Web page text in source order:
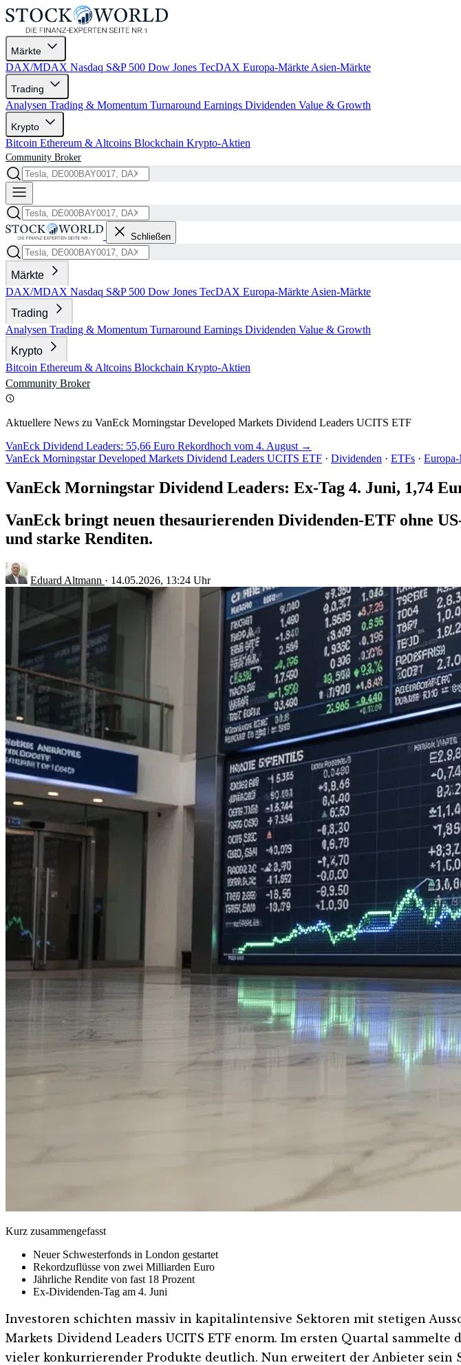
Märkte
DAX/MDAX Nasdaq S&P 500 Dow Jones TecDAX Europa-Märkte Asien-Märkte
Trading
Analysen Trading & Momentum Turnaround Earnings Dividenden Value & Growth
Krypto
Bitcoin Ethereum & Altcoins Blockchain Krypto-Aktien
Community Broker
Schließen
Märkte
DAX/MDAX Nasdaq S&P 500 Dow Jones TecDAX Europa-Märkte Asien-Märkte
Trading
Analysen Trading & Momentum Turnaround Earnings Dividenden Value & Growth
Krypto
Bitcoin Ethereum & Altcoins Blockchain Krypto-Aktien
Community Broker
Aktuellere News zu VanEck Morningstar Developed Markets Dividend Leaders UCITS ETF
VanEck Dividend Leaders: 55,66 Euro Rekordhoch vom 4. August →
VanEck Morningstar Developed Markets Dividend Leaders UCITS ETF · Dividenden · ETFs ·
VanEck Morningstar Dividend Leaders: Ex-Tag 4. Juni, 1,74
VanEck bringt neuen thesaurierenden Dividenden-ETF ohne
und starke Renditen.
Eduard Altmann · 14.05.2026, 13:24 Uhr
Kurz zusammengefasst
Neuer Schwesterfonds in London gestartet
Rekordzuflüsse von zwei Milliarden Euro
Jährliche Rendite von fast 18 Prozent
Ex-Dividenden-Tag am 4. Juni
Investoren schichten massiv in kapitalintensive Sektoren mit stetigen
Markets Dividend Leaders UCITS ETF enorm. Im ersten Quartal
vieler konkurrierender Produkte deutlich. Nun erweitert der Anbieter sein